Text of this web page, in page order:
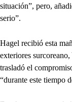
situación”, pero,
serio”.
Hagel recibió esta
exteriores
trasladó el
“durante este tiempo